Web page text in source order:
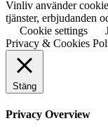
Vinliv använder
tjänster, erbjudanden
Cookie settings
Privacy & Cookies
Stäng
Privacy Overview